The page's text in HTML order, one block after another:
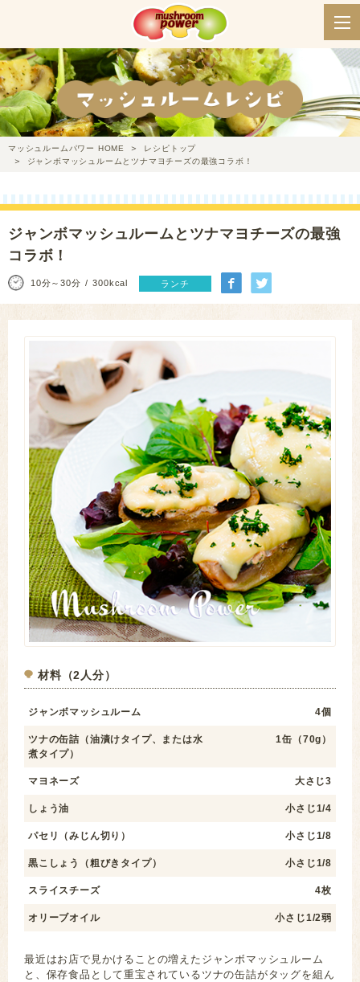
マッシュルームパワー HOME
レシピトップ
ジャンボマッシュルームとツナマヨチーズの最強コラボ！
ジャンボマッシュルームとツナマヨチーズの最強
コラボ！
10分～30分 300kcal ランチ
材料（2人分）
ジャンボマッシュルーム 4個
ツナの缶詰（油漬けタイプ、または水
煮タイプ）
1缶（70g）
マヨネーズ 大さじ3
しょう油 小さじ1/4
パセリ（みじん切り） 小さじ1/8
黒こしょう（粗びきタイプ） 小さじ1/8
スライスチーズ 4枚
オリーブオイル 小さじ1/2弱
最近はお店で見かけることの増えたジャンボマッシュルーム
と、保存食品として重宝されているツナの缶詰がタッグを組ん